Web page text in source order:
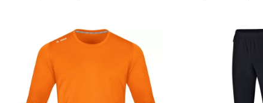
€ 20,50